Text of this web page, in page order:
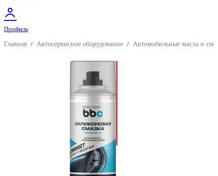
Профиль
Главная / Автосервисное оборудование / Автомобильные масла и